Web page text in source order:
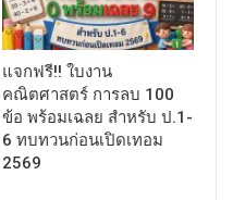
แจกฟรี!! ใบงาน
คณิตศาสตร์ การลบ 100
ข้อ พร้อมเฉลย สำหรับ ป.1-
6 ทบทวนก่อนเปิดเทอม
2569